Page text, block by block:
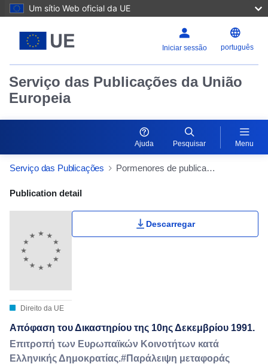
Um sítio Web oficial da UE
Iniciar sessão português
Serviço das Publicações da União
Europeia
Ajuda Pesquisar Menu
Serviço das Publicações Pormenores de publicação
Publication Detail Actions Portlet
Publication detail
Direito da UE
Descarregar
Απόφαση του Δικαστηρίου της 10ης Δεκεμβρίου 1991.
Επιτροπή των Ευρωπαϊκών Κοινοτήτων κατά
Ελληνικής Δημοκρατίας.#Παράλειψη μεταφοράς